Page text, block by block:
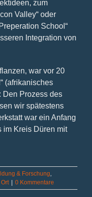
zum
Valley“ oder
School“
Integration von
war vor 20
(afrikanisches
Den Prozess des
wir spätestens
war ein Anfang
im Kreis Düren mit
& Forschung,
| 0 Kommentare